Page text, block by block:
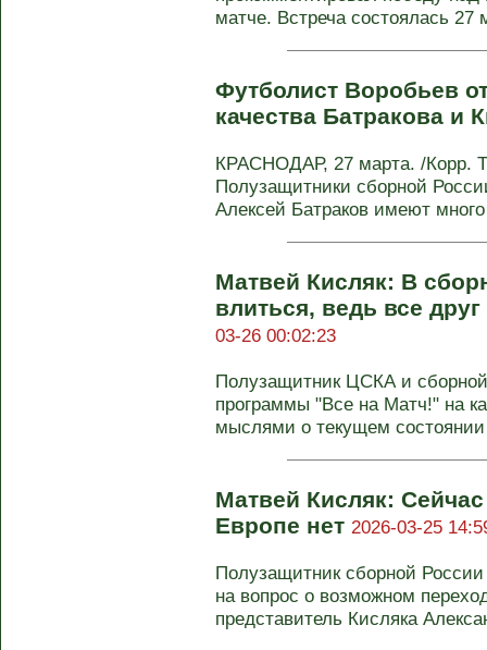
матче. Встреча состоялась 27
Футболист Воробьев
качества Батракова и
КРАСНОДАР, 27 марта. /Корр.
Полузащитники сборной
Алексей Батраков имеют
Матвей Кисляк: В
влиться, ведь все
03-26 00:02:23
Полузащитник ЦСКА и
программы "Все на Матч!" на
мыслями о текущем
Матвей Кисляк: Сейчас
Европе нет 2026-03-25
Полузащитник сборной
на вопрос о возможном
представитель Кисляка